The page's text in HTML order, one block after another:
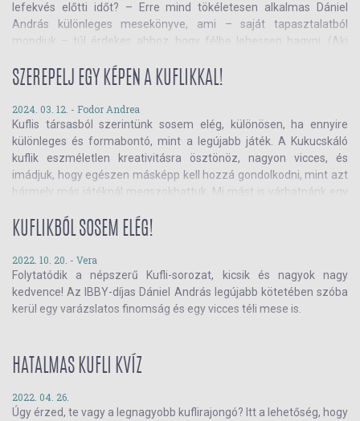
lefekvés előtti időt? – Erre mind tökéletesen alkalmas Dániel
András különleges mesekönyve, ami – saját tapasztalatból
mondjuk – túl érdekes ahhoz, hogy félbe lehessen hagyni. (Aki
Jakabot és az utazást, melyre most titeket is meghív!
SZEREPELJ EGY KÉPEN A KUFLIKKAL!
2024. 03. 12. - Fodor Andrea
Kuflis társasból szerintünk sosem elég, különösen, ha ennyire
különleges és formabontó, mint a legújabb játék. A Kukucskáló
kuflik eszméletlen kreativitásra ösztönöz, nagyon vicces, és
imádjuk, hogy egészen másképp kell hozzá gondolkodni, mint azt
bármely más játéknál megszokhattuk. Mi mást is várhatnánk egy
KUFLIKBÓL SOSEM ELÉG!
2022. 10. 20. - Vera
Folytatódik a népszerű Kufli-sorozat, kicsik és nagyok nagy
kedvence! Az IBBY-díjas Dániel András legújabb kötetében szóba
kerül egy varázslatos finomság és egy vicces téli mese is.
HATALMAS KUFLI KVÍZ
2022. 04. 26.
Úgy érzed, te vagy a legnagyobb kuflirajongó? Itt a lehetőség, hogy